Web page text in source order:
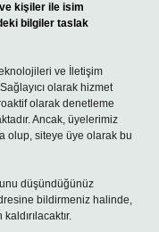
kişiler ile isim
bilgiler taslak
ve İletişim
olarak hizmet
olarak denetleme
Ancak, üyelerimiz
olup, siteye üye olarak bu
düşündüğünüz
bildirmeniz halinde,